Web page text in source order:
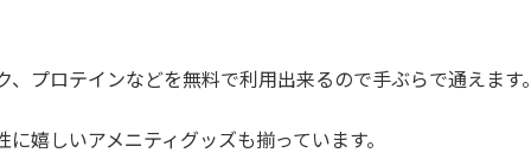
プロテインなどを無料で利用出来るので手ぶらで通えます。
嬉しいアメニティグッズも揃っています。